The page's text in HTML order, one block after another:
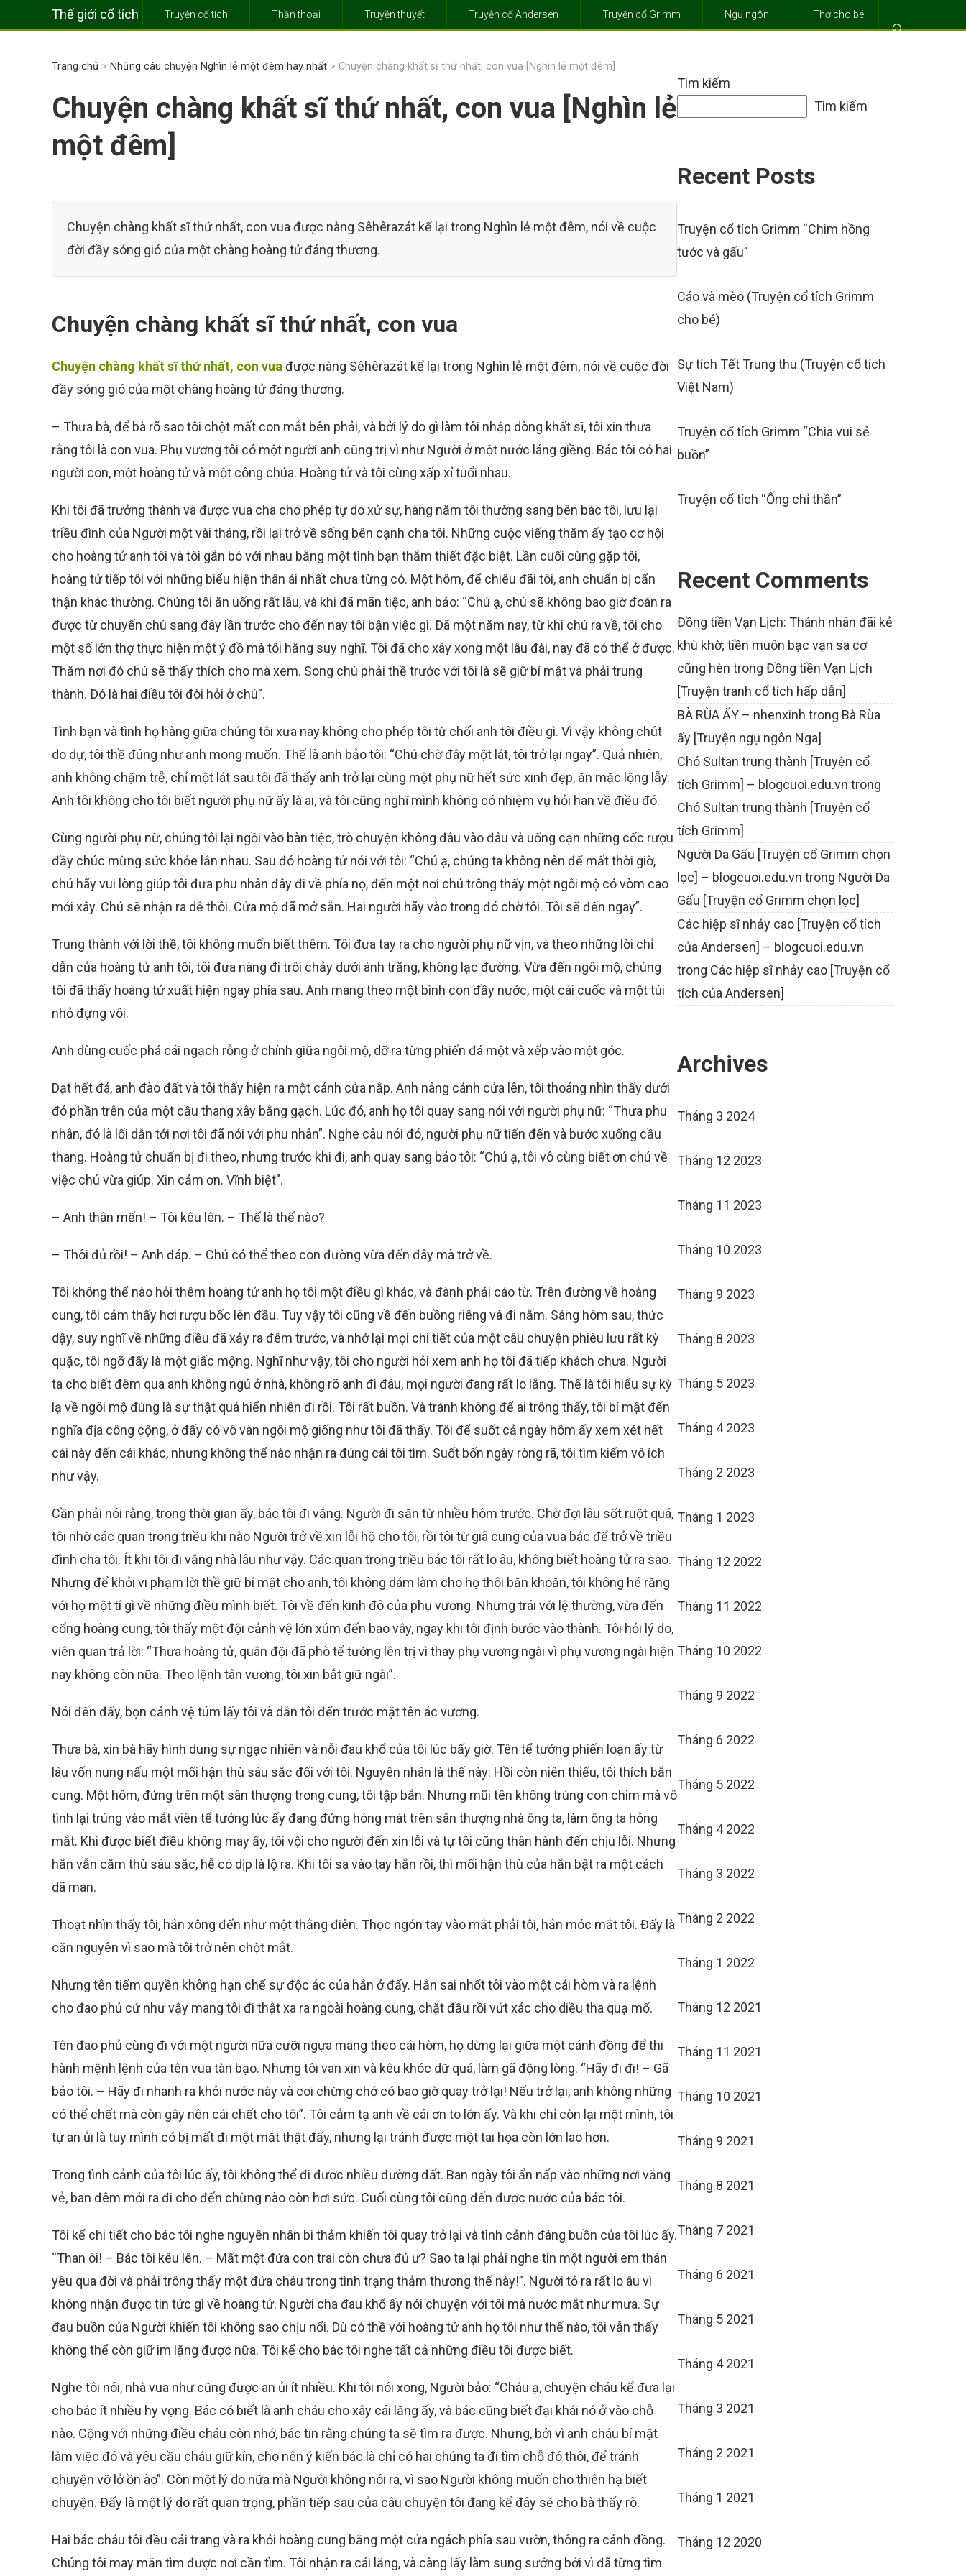
Thế giới cổ tích
⌕
Truyện cổ tích Thần thoại Truyền thuyết Truyện cổ Andersen Truyện cổ Grimm Ngụ ngôn Thơ cho bé
Trang chủ > Những câu chuyện Nghìn lẻ một đêm hay nhất > Chuyện chàng khất sĩ thứ nhất, con vua [Nghìn lẻ một đêm]
Chuyện chàng khất sĩ thứ nhất, con vua [Nghìn lẻ
một đêm]
Chuyện chàng khất sĩ thứ nhất, con vua được nàng Sêhêrazát kể lại trong Nghìn lẻ một đêm, nói về cuộc
đời đầy sóng gió của một chàng hoàng tử đáng thương.
Chuyện chàng khất sĩ thứ nhất, con vua
Chuyện chàng khất sĩ thứ nhất, con vua được nàng Sêhêrazát kể lại trong Nghìn lẻ một đêm, nói về cuộc đời
đầy sóng gió của một chàng hoàng tử đáng thương.
– Thưa bà, để bà rõ sao tôi chột mất con mắt bên phải, và bởi lý do gì làm tôi nhập dòng khất sĩ, tôi xin thưa
rằng tôi là con vua. Phụ vương tôi có một người anh cũng trị vì như Người ở một nước láng giềng. Bác tôi có hai
người con, một hoàng tử và một công chúa. Hoàng tử và tôi cùng xấp xỉ tuổi nhau.
Khi tôi đã trưởng thành và được vua cha cho phép tự do xử sự, hàng năm tôi thường sang bên bác tôi, lưu lại
triều đình của Người một vài tháng, rồi lại trở về sống bên cạnh cha tôi. Những cuộc viếng thăm ấy tạo cơ hội
cho hoàng tử anh tôi và tôi gắn bó với nhau bằng một tình bạn thắm thiết đặc biệt. Lần cuối cùng gặp tôi,
hoàng tử tiếp tôi với những biểu hiện thân ái nhất chưa từng có. Một hôm, để chiêu đãi tôi, anh chuẩn bị cẩn
thận khác thường. Chúng tôi ăn uống rất lâu, và khi đã mãn tiệc, anh bảo: “Chú ạ, chú sẽ không bao giờ đoán ra
được từ chuyến chú sang đây lần trước cho đến nay tôi bận việc gì. Đã một năm nay, từ khi chú ra về, tôi cho
một số lớn thợ thực hiện một ý đồ mà tôi hằng suy nghĩ. Tôi đã cho xây xong một lâu đài, nay đã có thể ở được.
Thăm nơi đó chú sẽ thấy thích cho mà xem. Song chú phải thề trước với tôi là sẽ giữ bí mật và phải trung
thành. Đó là hai điều tôi đòi hỏi ở chú”.
Tình bạn và tình họ hàng giữa chúng tôi xưa nay không cho phép tôi từ chối anh tôi điều gì. Vì vậy không chút
do dự, tôi thề đúng như anh mong muốn. Thế là anh bảo tôi: “Chú chờ đây một lát, tôi trở lại ngay”. Quả nhiên,
anh không chậm trễ, chỉ một lát sau tôi đã thấy anh trở lại cùng một phụ nữ hết sức xinh đẹp, ăn mặc lộng lẫy.
Anh tôi không cho tôi biết người phụ nữ ấy là ai, và tôi cũng nghĩ mình không có nhiệm vụ hỏi han về điều đó.
Cùng người phụ nữ, chúng tôi lại ngồi vào bàn tiệc, trò chuyện không đâu vào đâu và uống cạn những cốc rượu
đầy chúc mừng sức khỏe lẫn nhau. Sau đó hoàng tử nói với tôi: “Chú ạ, chúng ta không nên để mất thời giờ,
chú hãy vui lòng giúp tôi đưa phu nhân đây đi về phía nọ, đến một nơi chú trông thấy một ngôi mộ có vòm cao
mới xây. Chú sẽ nhận ra dễ thôi. Cửa mộ đã mở sẵn. Hai người hãy vào trong đó chờ tôi. Tôi sẽ đến ngay”.
Trung thành với lời thề, tôi không muốn biết thêm. Tôi đưa tay ra cho người phụ nữ vịn, và theo những lời chỉ
dẫn của hoàng tử anh tôi, tôi đưa nàng đi trôi chảy dưới ánh trăng, không lạc đường. Vừa đến ngôi mộ, chúng
tôi đã thấy hoàng tử xuất hiện ngay phía sau. Anh mang theo một bình con đầy nước, một cái cuốc và một túi
nhỏ đựng vôi.
Anh dùng cuốc phá cái ngạch rỗng ở chính giữa ngôi mộ, dỡ ra từng phiến đá một và xếp vào một góc.
Dạt hết đá, anh đào đất và tôi thấy hiện ra một cánh cửa nắp. Anh nâng cánh cửa lên, tôi thoáng nhìn thấy dưới
đó phần trên của một cầu thang xây bằng gạch. Lúc đó, anh họ tôi quay sang nói với người phụ nữ: “Thưa phu
nhân, đó là lối dẫn tới nơi tôi đã nói với phu nhân”. Nghe câu nói đó, người phụ nữ tiến đến và bước xuống cầu
thang. Hoàng tử chuẩn bị đi theo, nhưng trước khi đi, anh quay sang bảo tôi: “Chú ạ, tôi vô cùng biết ơn chú về
việc chú vừa giúp. Xin cảm ơn. Vĩnh biệt”.
– Anh thân mến! – Tôi kêu lên. – Thế là thế nào?
– Thôi đủ rồi! – Anh đáp. – Chú có thể theo con đường vừa đến đây mà trở về.
Tôi không thể nào hỏi thêm hoàng tử anh họ tôi một điều gì khác, và đành phải cáo từ. Trên đường về hoàng
cung, tôi cảm thấy hơi rượu bốc lên đầu. Tuy vậy tôi cũng về đến buồng riêng và đi nằm. Sáng hôm sau, thức
dậy, suy nghĩ về những điều đã xảy ra đêm trước, và nhớ lại mọi chi tiết của một câu chuyện phiêu lưu rất kỳ
quặc, tôi ngỡ đấy là một giấc mộng. Nghĩ như vậy, tôi cho người hỏi xem anh họ tôi đã tiếp khách chưa. Người
ta cho biết đêm qua anh không ngủ ở nhà, không rõ anh đi đâu, mọi người đang rất lo lắng. Thế là tôi hiểu sự kỳ
lạ về ngôi mộ đúng là sự thật quá hiển nhiên đi rồi. Tôi rất buồn. Và tránh không để ai trông thấy, tôi bí mật đến
nghĩa địa công cộng, ở đấy có vô vàn ngôi mộ giống như tôi đã thấy. Tôi để suốt cả ngày hôm ấy xem xét hết
cái này đến cái khác, nhưng không thể nào nhận ra đúng cái tôi tìm. Suốt bốn ngày ròng rã, tôi tìm kiếm vô ích
như vậy.
Cần phải nói rằng, trong thời gian ấy, bác tôi đi vắng. Người đi săn từ nhiều hôm trước. Chờ đợi lâu sốt ruột quá,
tôi nhờ các quan trong triều khi nào Người trở về xin lỗi hộ cho tôi, rồi tôi từ giã cung của vua bác để trở về triều
đình cha tôi. Ít khi tôi đi vắng nhà lâu như vậy. Các quan trong triều bác tôi rất lo âu, không biết hoàng tử ra sao.
Nhưng để khỏi vi phạm lời thề giữ bí mật cho anh, tôi không dám làm cho họ thôi băn khoăn, tôi không hé răng
với họ một tí gì về những điều mình biết. Tôi về đến kinh đô của phụ vương. Nhưng trái với lệ thường, vừa đến
cổng hoàng cung, tôi thấy một đội cảnh vệ lớn xúm đến bao vây, ngay khi tôi định bước vào thành. Tôi hỏi lý do,
viên quan trả lời: “Thưa hoàng tử, quân đội đã phò tể tướng lên trị vì thay phụ vương ngài vì phụ vương ngài hiện
nay không còn nữa. Theo lệnh tân vương, tôi xin bắt giữ ngài”.
Nói đến đấy, bọn cảnh vệ túm lấy tôi và dẫn tôi đến trước mặt tên ác vương.
Thưa bà, xin bà hãy hình dung sự ngạc nhiên và nỗi đau khổ của tôi lúc bấy giờ. Tên tể tướng phiến loạn ấy từ
lâu vốn nung nấu một mối hận thù sâu sắc đối với tôi. Nguyên nhân là thế này: Hồi còn niên thiếu, tôi thích bắn
cung. Một hôm, đứng trên một sân thượng trong cung, tôi tập bắn. Nhưng mũi tên không trúng con chim mà vô
tình lại trúng vào mắt viên tể tướng lúc ấy đang đứng hóng mát trên sân thượng nhà ông ta, làm ông ta hỏng
mắt. Khi được biết điều không may ấy, tôi vội cho người đến xin lỗi và tự tôi cũng thân hành đến chịu lỗi. Nhưng
hắn vẫn căm thù sâu sắc, hễ có dịp là lộ ra. Khi tôi sa vào tay hắn rồi, thì mối hận thù của hắn bật ra một cách
dã man.
Thoạt nhìn thấy tôi, hắn xông đến như một thằng điên. Thọc ngón tay vào mắt phải tôi, hắn móc mắt tôi. Đấy là
căn nguyên vì sao mà tôi trở nên chột mắt.
Nhưng tên tiếm quyền không hạn chế sự độc ác của hắn ở đấy. Hắn sai nhốt tôi vào một cái hòm và ra lệnh
cho đao phủ cứ như vậy mang tôi đi thật xa ra ngoài hoàng cung, chặt đầu rồi vứt xác cho diều tha quạ mổ.
Tên đao phủ cùng đi với một người nữa cưỡi ngựa mang theo cái hòm, họ dừng lại giữa một cánh đồng để thi
hành mệnh lệnh của tên vua tàn bạo. Nhưng tôi van xin và kêu khóc dữ quá, làm gã động lòng. “Hãy đi đi! – Gã
bảo tôi. – Hãy đi nhanh ra khỏi nước này và coi chừng chớ có bao giờ quay trở lại! Nếu trở lại, anh không những
có thể chết mà còn gây nên cái chết cho tôi”. Tôi cảm tạ anh về cái ơn to lớn ấy. Và khi chỉ còn lại một mình, tôi
tự an ủi là tuy mình có bị mất đi một mắt thật đấy, nhưng lại tránh được một tai họa còn lớn lao hơn.
Trong tình cảnh của tôi lúc ấy, tôi không thể đi được nhiều đường đất. Ban ngày tôi ẩn nấp vào những nơi vắng
vẻ, ban đêm mới ra đi cho đến chừng nào còn hơi sức. Cuối cùng tôi cũng đến được nước của bác tôi.
Tôi kể chi tiết cho bác tôi nghe nguyên nhân bi thảm khiến tôi quay trở lại và tình cảnh đáng buồn của tôi lúc ấy.
“Than ôi! – Bác tôi kêu lên. – Mất một đứa con trai còn chưa đủ ư? Sao ta lại phải nghe tin một người em thân
yêu qua đời và phải trông thấy một đứa cháu trong tình trạng thảm thương thế này!”. Người tỏ ra rất lo âu vì
không nhận được tin tức gì về hoàng tử. Người cha đau khổ ấy nói chuyện với tôi mà nước mắt như mưa. Sự
đau buồn của Người khiến tôi không sao chịu nổi. Dù có thề với hoàng tử anh họ tôi như thế nào, tôi vẫn thấy
không thể còn giữ im lặng được nữa. Tôi kể cho bác tôi nghe tất cả những điều tôi được biết.
Nghe tôi nói, nhà vua như cũng được an ủi ít nhiều. Khi tôi nói xong, Người bảo: “Cháu ạ, chuyện cháu kể đưa lại
cho bác ít nhiều hy vọng. Bác có biết là anh cháu cho xây cái lăng ấy, và bác cũng biết đại khái nó ở vào chỗ
nào. Cộng với những điều cháu còn nhớ, bác tin rằng chúng ta sẽ tìm ra được. Nhưng, bởi vì anh cháu bí mật
làm việc đó và yêu cầu cháu giữ kín, cho nên ý kiến bác là chỉ có hai chúng ta đi tìm chỗ đó thôi, để tránh
chuyện vỡ lở ồn ào”. Còn một lý do nữa mà Người không nói ra, vì sao Người không muốn cho thiên hạ biết
chuyện. Đấy là một lý do rất quan trọng, phần tiếp sau của câu chuyện tôi đang kể đây sẽ cho bà thấy rõ.
Hai bác cháu tôi đều cải trang và ra khỏi hoàng cung bằng một cửa ngách phía sau vườn, thông ra cánh đồng.
Chúng tôi may mắn tìm được nơi cần tìm. Tôi nhận ra cái lăng, và càng lấy làm sung sướng bởi vì đã từng tìm
Tìm kiếm
Tìm kiếm
Recent Posts
Truyện cổ tích Grimm “Chim hồng
tước và gấu”
Cáo và mèo (Truyện cổ tích Grimm
cho bé)
Sự tích Tết Trung thu (Truyện cổ tích
Việt Nam)
Truyện cổ tích Grimm “Chia vui sẻ
buồn”
Truyện cổ tích “Ống chỉ thần”
Recent Comments
Đồng tiền Vạn Lịch: Thánh nhân đãi kẻ
khù khờ; tiền muôn bạc vạn sa cơ
cũng hèn trong Đồng tiền Vạn Lịch
[Truyện tranh cổ tích hấp dẫn]
BÀ RÙA ẤY – nhenxinh trong Bà Rùa
ấy [Truyện ngụ ngôn Nga]
Chó Sultan trung thành [Truyện cổ
tích Grimm] – blogcuoi.edu.vn trong
Chó Sultan trung thành [Truyện cổ
tích Grimm]
Người Da Gấu [Truyện cổ Grimm chọn
lọc] – blogcuoi.edu.vn trong Người Da
Gấu [Truyện cổ Grimm chọn lọc]
Các hiệp sĩ nhảy cao [Truyện cổ tích
của Andersen] – blogcuoi.edu.vn
trong Các hiệp sĩ nhảy cao [Truyện cổ
tích của Andersen]
Archives
Tháng 3 2024
Tháng 12 2023
Tháng 11 2023
Tháng 10 2023
Tháng 9 2023
Tháng 8 2023
Tháng 5 2023
Tháng 4 2023
Tháng 2 2023
Tháng 1 2023
Tháng 12 2022
Tháng 11 2022
Tháng 10 2022
Tháng 9 2022
Tháng 6 2022
Tháng 5 2022
Tháng 4 2022
Tháng 3 2022
Tháng 2 2022
Tháng 1 2022
Tháng 12 2021
Tháng 11 2021
Tháng 10 2021
Tháng 9 2021
Tháng 8 2021
Tháng 7 2021
Tháng 6 2021
Tháng 5 2021
Tháng 4 2021
Tháng 3 2021
Tháng 2 2021
Tháng 1 2021
Tháng 12 2020